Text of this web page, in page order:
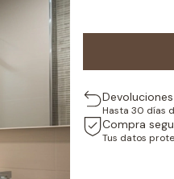
Hasta 30 días
Compra
Tus datos